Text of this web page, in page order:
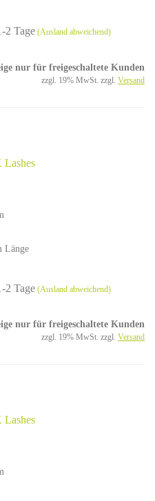
2 Tage (Ausland abweichend)
nur für freigeschaltete Kunden
zzgl. 19% MwSt. zzgl. Versand
Länge
2 Tage (Ausland abweichend)
nur für freigeschaltete Kunden
zzgl. 19% MwSt. zzgl. Versand